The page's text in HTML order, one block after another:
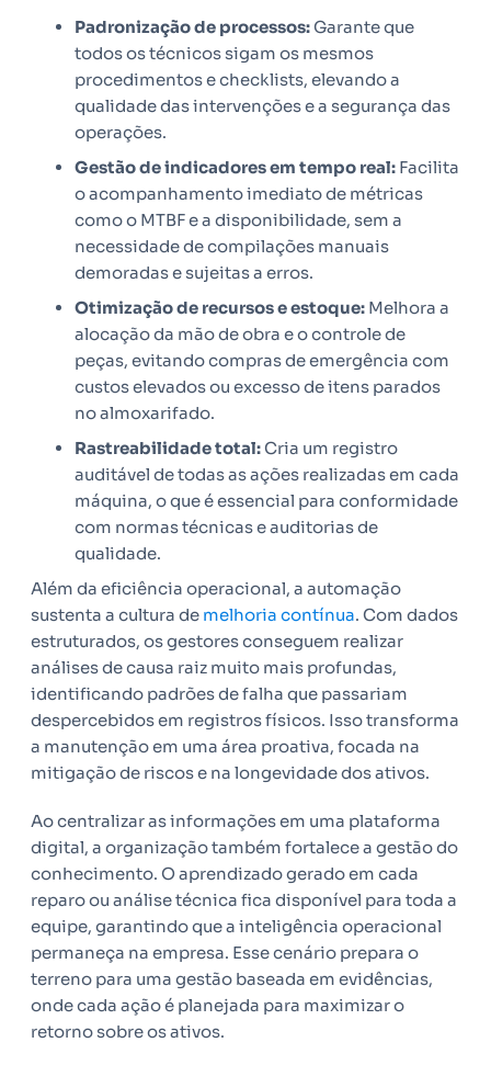
Padronização de processos:Garante que
todos os técnicos sigam os mesmos
procedimentos e checklists, elevando a
qualidade das intervenções e a segurança das
operações.
Gestão de indicadores em tempo real: Facilita
o acompanhamento imediato de métricas
como o MTBF e a disponibilidade, sem a
necessidade de compilações manuais
demoradas e sujeitas a erros.
Otimização de recursos e estoque: Melhora a
alocação da mão de obra e o controle de
peças, evitando compras de emergência com
custos elevados ou excesso de itens parados
no almoxarifado.
Rastreabilidade total:Cria um registro
auditável de todas as ações realizadas em cada
máquina, o que é essencial para conformidade
com normas técnicas e auditorias de
qualidade.
Além da eficiência operacional, a automação
sustenta a cultura de melhoria contínua. Com dados
estruturados, os gestores conseguem realizar
análises de causa raiz muito mais profundas,
identificando padrões de falha que passariam
despercebidos em registros físicos. Isso transforma
a manutenção em uma área proativa, focada na
mitigação de riscos e na longevidade dos ativos.
Ao centralizar as informações em uma plataforma
digital, a organização também fortalece a gestão do
conhecimento. O aprendizado gerado em cada
reparo ou análise técnica fica disponível para toda a
equipe, garantindo que a inteligência operacional
permaneça na empresa. Esse cenário prepara o
terreno para uma gestão baseada em evidências,
onde cada ação é planejada para maximizar o
retorno sobre os ativos.